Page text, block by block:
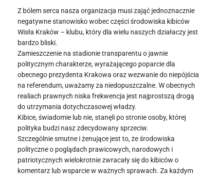
Z bólem serca nasza organizacja musi zająć jednoznacznie
negatywne stanowisko wobec części środowiska kibiców
Wisła Kraków – klubu, który dla wielu naszych działaczy jest
bardzo bliski.
Zamieszczenie na stadionie transparentu o jawnie
politycznym charakterze, wyrażającego poparcie dla
obecnego prezydenta Krakowa oraz wezwanie do niepójścia
na referendum, uważamy za niedopuszczalne. W obecnych
realiach prawnych niska frekwencja jest najprostszą drogą
do utrzymania dotychczasowej władzy.
Kibice, świadomie lub nie, stanęli po stronie osoby, której
polityka budzi nasz zdecydowany sprzeciw.
Szczególnie smutne i żenujące jest to, że środowiska
polityczne o poglądach prawicowych, narodowych i
patriotycznych wielokrotnie zwracały się do kibiców o
komentarz lub wsparcie w ważnych sprawach. Za każdym